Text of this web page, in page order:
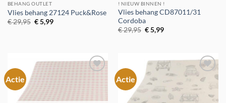
BEHANG OUTLET
Vlies behang 27124 Puck&Rose
€29,95 Oorspronkelijke
prijs
€5,99Huidige
! NIEUW BINNEN !
Vlies behang CD87011/31
Cordoba
€29,95 Oorspronkelijke
prijs
€5,99Huidige
Actie Actie
Toevoegen
aan